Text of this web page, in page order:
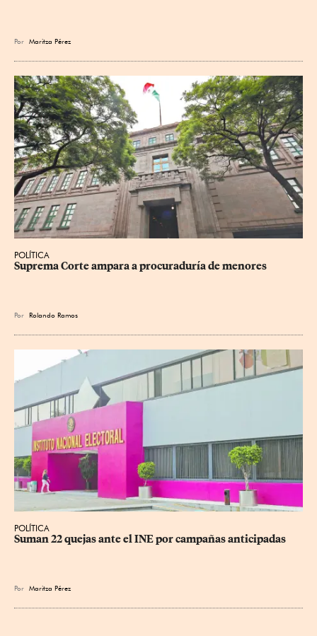
Por Maritza Pérez
POLÍTICA
Suprema Corte ampara a procuraduría de menores
Por Rolando Ramos
POLÍTICA
Suman 22 quejas ante el INE por campañas anticipadas
Por Maritza Pérez